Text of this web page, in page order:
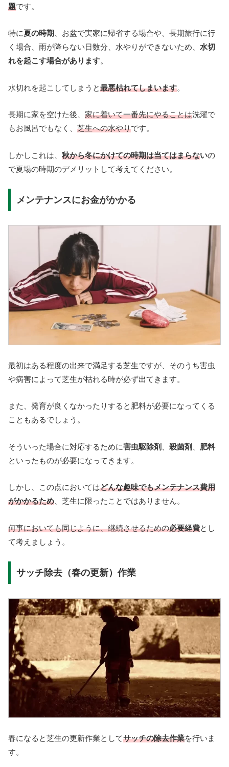
題です。
特に夏の時期
、お盆で実家に帰省する場合や、長期旅行に行
く場合、雨が降らない日数分、水やりができないため、 水切
れを起こす場合があります。
水切れを起こしてしまうと最悪枯れてしまいます。
長期に家を空けた後、 家に着いて一番先にやることは洗濯で
もお風呂でもなく、 芝生への水やりです。
しかしこれは、 秋から冬にかけての時期は当てはまらないの
で夏場の時期のデメリットして考えてください。
メンテナンスにお金がかかる
最初はある程度の出来で満足する芝生ですが、そのうち害虫
や病害によって芝生が枯れる時が必ず出てきます。
また、発育が良くなかったりすると肥料が必要になってくる
こともあるでしょう。
そういった場合に対応するために害虫駆除剤 殺菌剤
肥料
といったものが必要になってきます。
しかし、この点においてはどんな趣味でもメンテナンス費用
がかかるため、芝生に限ったことではありません。
何事においても同じように、継続させるための必要経費とし
て考えましょう。
サッチ除去（春の更新）作業
春になると芝生の更新作業としてサッチの除去作業を行いま
す。